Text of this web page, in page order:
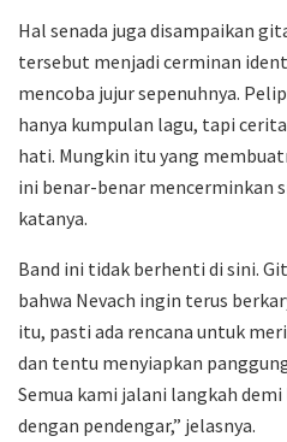
Hal senada juga disampaikan
tersebut menjadi cerminan
mencoba jujur sepenuhnya.
hanya kumpulan lagu, tapi
hati. Mungkin itu yang
ini benar-benar mencerminkan
katanya.
Band ini tidak berhenti di sini.
bahwa Nevach ingin terus
itu, pasti ada rencana untuk
dan tentu menyiapkan
Semua kami jalani langkah
dengan pendengar,” jelasnya.